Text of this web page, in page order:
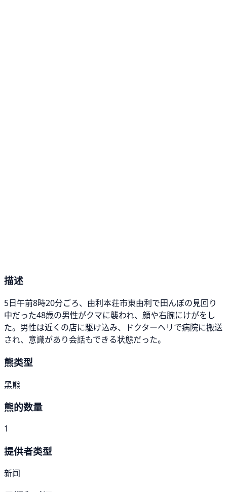
描述
5日午前8時20分ごろ、由利本荘市東由利で田んぼの見回り
中だった48歳の男性がクマに襲われ、顔や右腕にけがをし
た。男性は近くの店に駆け込み、ドクターヘリで病院に搬送
され、意識があり会話もできる状態だった。
熊类型
黑熊
熊的数量
1
提供者类型
新闻